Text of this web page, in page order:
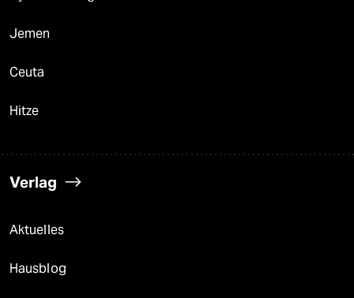
Jemen
Ceuta
Hitze
Verlag
Aktuelles
Hausblog